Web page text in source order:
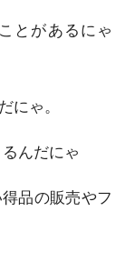
とがあるにゃ
にゃ。
んだにゃ
品の販売やフ